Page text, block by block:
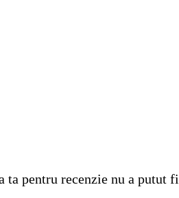
ta pentru recenzie nu a putut